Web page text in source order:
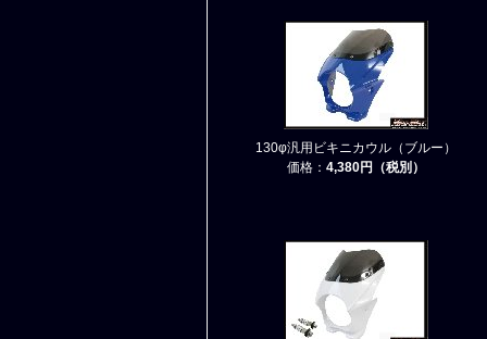
130φ汎用ビキニカウル（ブルー）
価格： 4,380円（税別）